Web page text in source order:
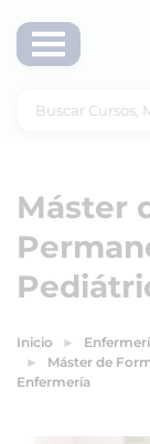
Máster
Inicio
Máster de
Enfermería